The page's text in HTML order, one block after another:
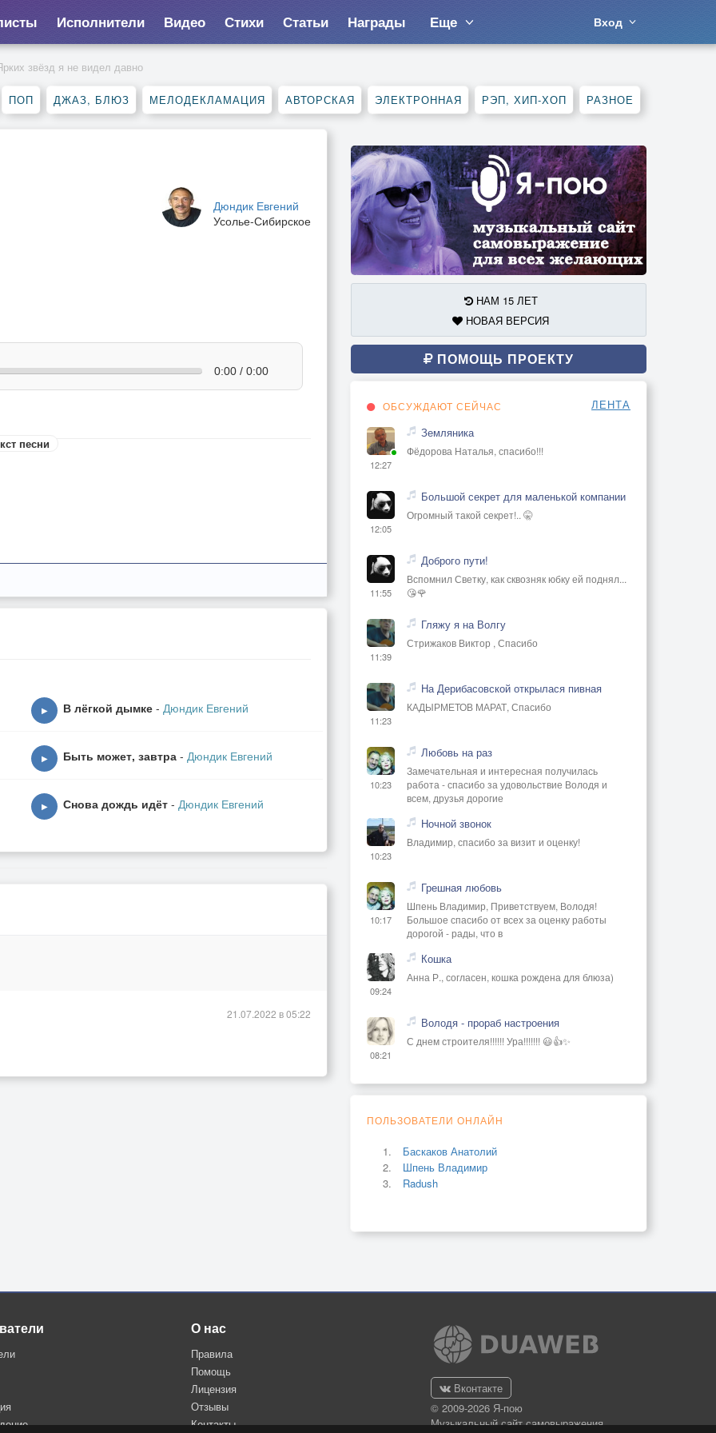
Исполнители Видео Стихи Статьи Награды Еще Вход
звёзд я не видел давно
ПОП ДЖАЗ, БЛЮЗ МЕЛОДЕКЛАМАЦИЯ АВТОРСКАЯ ЭЛЕКТРОННАЯ РЭП, ХИП-ХОП РАЗНОЕ
Дюндик Евгений
Усолье-Сибирское
0:00 / 0:00
песни
▶ В лёгкой дымке - Дюндик Евгений
▶ Быть может, завтра - Дюндик Евгений
▶ Снова дождь идёт - Дюндик Евгений
21.07.2022 в 05:22
НАМ 15 ЛЕТ
НОВАЯ ВЕРСИЯ
ПОМОЩЬ ПРОЕКТУ
ОБСУЖДАЮТ СЕЙЧАС ЛЕНТА
12:27
Земляника
Фёдорова Наталья, спасибо!!!
12:05
Большой секрет для маленькой компании
Огромный такой секрет!.. 🤫
11:55
Доброго пути!
Вспомнил Светку, как сквозняк юбку ей поднял...
😘🌹
11:39
Гляжу я на Волгу
Стрижаков Виктор , Спасибо
11:23
На Дерибасовской открылася пивная
КАДЫРМЕТОВ МАРАТ, Спасибо
10:23
Любовь на раз
Замечательная и интересная получилась
работа - спасибо за удовольствие Володя и
всем, друзья дорогие
10:23
Ночной звонок
Владимир, спасибо за визит и оценку!
10:17
Грешная любовь
Шпень Владимир, Приветствуем, Володя!
Большое спасибо от всех за оценку работы
дорогой - рады, что в
09:24
Кошка
Анна Р., согласен, кошка рождена для блюза)
08:21
Володя - прораб настроения
С днем строителя!!!!!! Ура!!!!!!! 😃👍✨
ПОЛЬЗОВАТЕЛИ ОНЛАЙН
Баскаков Анатолий
Шпень Владимир
Radush
О нас
Правила
Помощь
Лицензия
Отзывы
Контакты
Вконтакте
© 2009-2026 Я-пою
Музыкальный сайт самовыражения